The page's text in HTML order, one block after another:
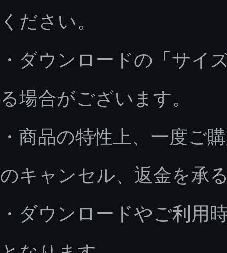
ください。
・ダウンロードの「サイ
る場合がございます。
・商品の特性上、一度ご
のキャンセル、返金を承
・ダウンロードやご利用